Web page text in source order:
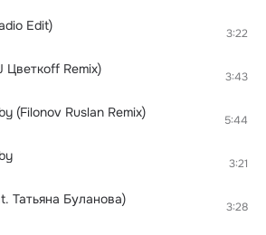
Edit) 3:22
Цветкоff Remix) 3:43
(Filonov Ruslan Remix) 5:44
3:21
Татьяна Буланова) 3:28